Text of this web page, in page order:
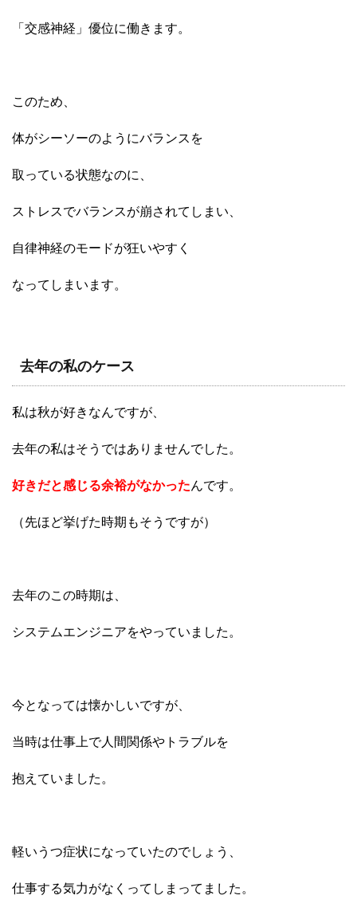
「交感神経」優位に働きます。
このため、
体がシーソーのようにバランスを
取っている状態なのに、
ストレスでバランスが崩されてしまい、
自律神経のモードが狂いやすく
なってしまいます。
去年の私のケース
私は秋が好きなんですが、
去年の私はそうではありませんでした。
好きだと感じる余裕がなかったんです。
（先ほど挙げた時期もそうですが）
去年のこの時期は、
システムエンジニアをやっていました。
今となっては懐かしいですが、
当時は仕事上で人間関係やトラブルを
抱えていました。
軽いうつ症状になっていたのでしょう、
仕事する気力がなくってしまってました。